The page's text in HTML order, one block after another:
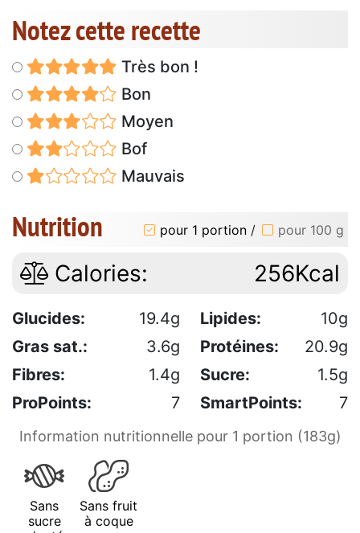
Notez cette recette
Très bon !
Bon
Moyen
Bof
Mauvais
Nutrition pour 1 portion / pour 100 g
Calories: 256Kcal
Glucides: 19.4g Lipides:
10g
Gras sat.:
3.6g Protéines:
20.9g
Fibres:
1.4g Sucre:
1.5g
ProPoints:
7 SmartPoints: 7
Information nutritionnelle pour 1 portion (183g)
Sans
sucre
Sans fruit
à coque